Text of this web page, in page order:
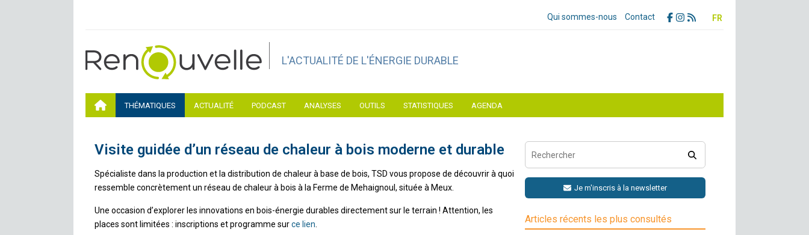
Qui sommes-nous Contact FR
L'ACTUALITÉ DE L'ÉNERGIE DURABLE
THÉMATIQUES ACTUALITÉ PODCAST ANALYSES OUTILS STATISTIQUES AGENDA
Visite guidée d’un réseau de chaleur à bois moderne et durable
Spécialiste dans la production et la distribution de chaleur à base de bois, TSD vous propose de découvrir à quoi
ressemble concrètement un réseau de chaleur à bois à la Ferme de Mehaignoul, située à Meux.
Une occasion d’explorer les innovations en bois-énergie durables directement sur le terrain ! Attention, les
places sont limitées : inscriptions et programme surce lien.
Je m'inscris à la newsletter
Articles récents les plus consultés